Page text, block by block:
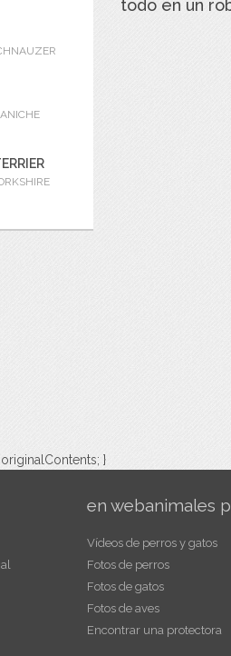
todo en un
}
en webanimales
Vídeos de perros y gatos
Fotos de perros
Fotos de gatos
Fotos de aves
Encontrar una protectora